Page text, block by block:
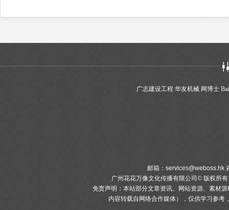
广志建设工程 华友机械 网博士
邮箱： services@weboss.hk
广州花花万像文化传播有限公司© 版权所有
免责声明：本站部分文章资讯、网站资源、素材
内容转载自网络合作媒体），仅供学习参